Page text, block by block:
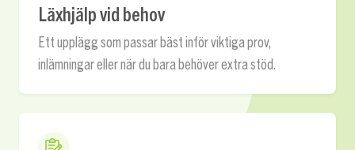
Läxhjälp vid behov
Ett upplägg som passar bäst inför viktiga prov,
inlämningar eller när du bara behöver extra stöd.